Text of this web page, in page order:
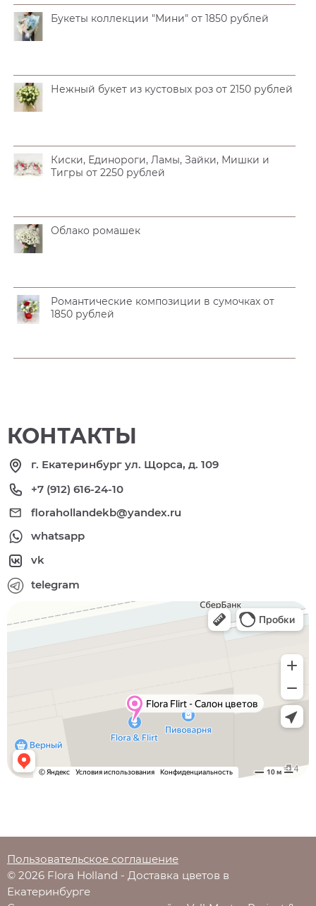
Букеты коллекции "Мини" от 1850 рублей
Нежный букет из кустовых роз от 2150 рублей
Киски, Единороги, Ламы, Зайки, Мишки и
Тигры от 2250 рублей
Облако ромашек
Романтические композиции в сумочках от
1850 рублей
КОНТАКТЫ
г. Екатеринбург ул. Щорса, д. 109
+7 (912) 616-24-10
florahollandekb@yandex.ru
whatsapp
vk
telegram
Пользовательское соглашение
© 2026 Flora Holland - Доставка цветов в
Екатеринбурге